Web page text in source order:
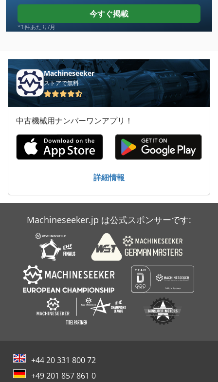
Eisele Vms 2
Eisele Vms 300
Elektra Beckum Combi Hsg
Elektra Beckum Spa 1000
Elumatec St 225
Ercolina Top 030
Gressel Hb 20
Plasmastar Ha 60
Vollmer Cana E
Vollmer Chp 250
今すぐ掲載
*1件あたり/月
Machineseeker
ストアで無料
中古機械用ナンバーワンアプリ！
詳細情報
Machineseeker.jp は公式スポンサーです:
+44 20 331 800 72
+49 201 857 861 0